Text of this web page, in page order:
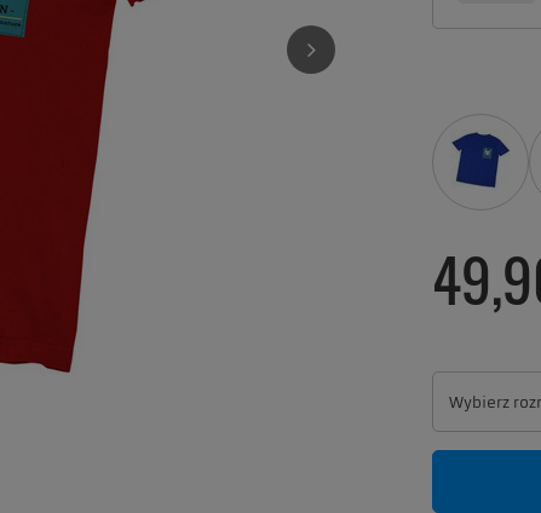
Wybierz
Wybierz